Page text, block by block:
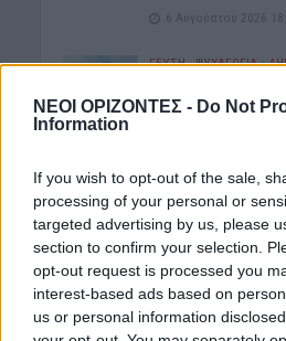
ΝΕΟΙ ΟΡΙΖΟΝΤΕΣ - Do Not
Information
If you wish to opt-out of the sale,
processing of your personal or
targeted advertising by us, please
section to confirm your selection.
opt-out request is processed you
interest-based ads based on
us or personal information
6 Αυγούστου 2026
ΓΕΎΣΗ - ΨΥΧΑΓΩΓΊΑ •
Αντώνη
ΓΕΎΣΗ - ΨΥΧΑΓΩΓΊΑ •
“Δύο Μαύρα
Κυκλοφόρησε το
δραματικής
στην Κρήτη
6 Αυγούστου 2026